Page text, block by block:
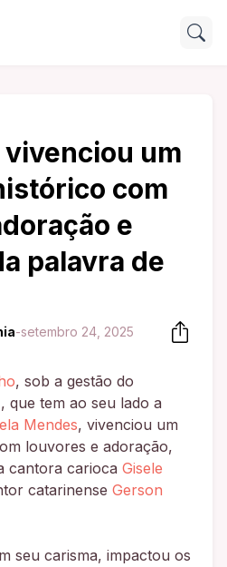
um
com
e
palavra de
-setembro 24, 2025
, sob a gestão do
que tem ao seu lado a
Mendes, vivenciou um
louvores e adoração,
cantora carioca Gisele
catarinense Gerson
seu carisma, impactou os